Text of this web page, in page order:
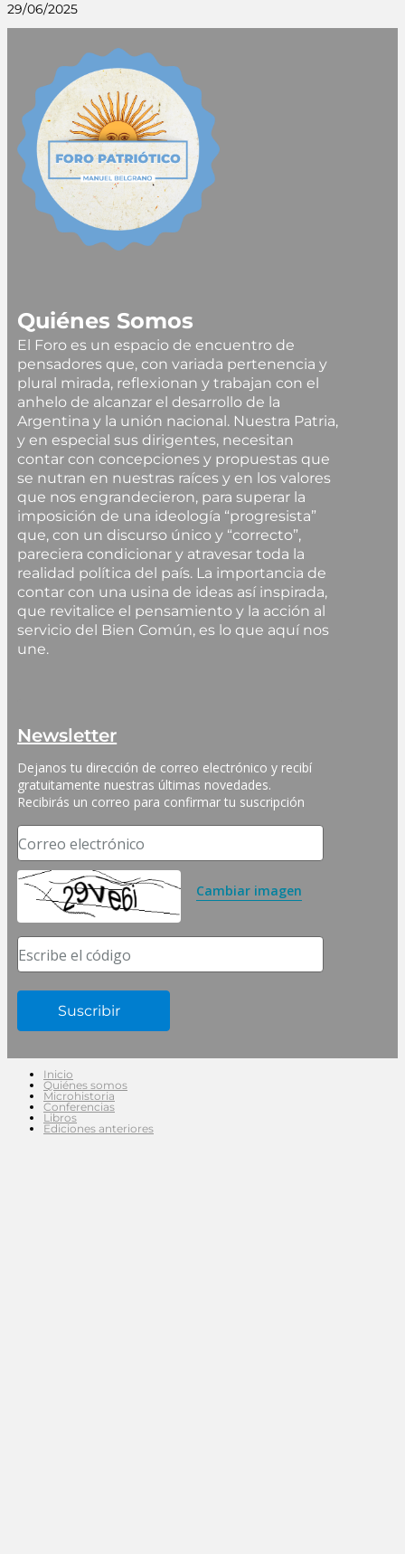
29/06/2025
Quiénes Somos
El Foro es un espacio de encuentro de
pensadores que, con variada pertenencia y
plural mirada, reflexionan y trabajan con el
anhelo de alcanzar el desarrollo de la
Argentina y la unión nacional. Nuestra Patria,
y en especial sus dirigentes, necesitan
contar con concepciones y propuestas que
se nutran en nuestras raíces y en los valores
que nos engrandecieron, para superar la
imposición de una ideología “progresista”
que, con un discurso único y “correcto”,
pareciera condicionar y atravesar toda la
realidad política del país. La importancia de
contar con una usina de ideas así inspirada,
que revitalice el pensamiento y la acción al
servicio del Bien Común, es lo que aquí nos
une.
Newsletter
Dejanos tu dirección de correo electrónico y recibí
gratuitamente nuestras últimas novedades.
Recibirás un correo para confirmar tu suscripción
Correo electrónico
Cambiar imagen
Escribe el código
Inicio
Quiénes somos
Microhistoria
Conferencias
Libros
Ediciones anteriores